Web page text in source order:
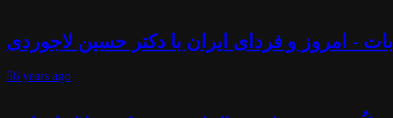
- امروز و فردای ایران با دکتر حسین لاجوردی
56 years ago